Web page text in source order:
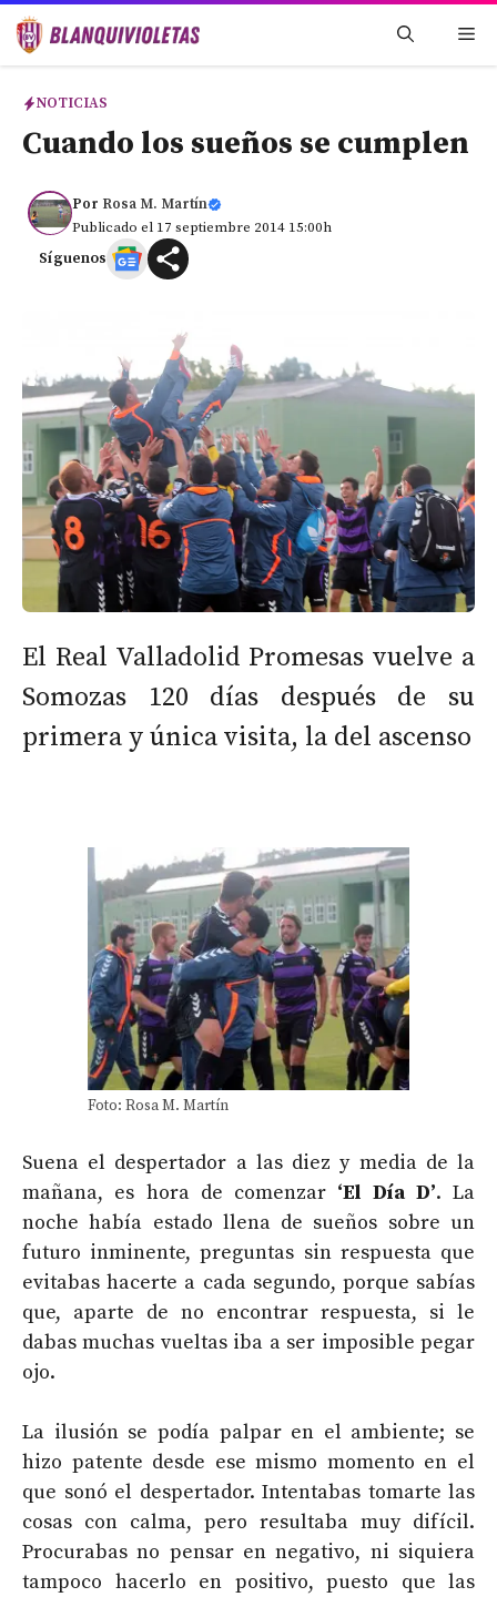
Saltar
NOTICIAS
Cuando los sueños se cumplen
Por Rosa M. Martín
Publicado el 17 septiembre 2014 15:00h
Síguenos
El Real Valladolid Promesas vuelve a
Somozas 120 días después de su
primera y única visita, la del ascenso
Foto: Rosa M. Martín
Suena el despertador a las diez y media de la
mañana, es hora de comenzar ‘El Día D’. La
noche había estado llena de sueños sobre un
futuro inminente, preguntas sin respuesta que
evitabas hacerte a cada segundo, porque sabías
que, aparte de no encontrar respuesta, si le
dabas muchas vueltas iba a ser imposible pegar
ojo.
La ilusión se podía palpar en el ambiente; se
hizo patente desde ese mismo momento en el
que sonó el despertador. Intentabas tomarte las
cosas con calma, pero resultaba muy difícil.
Procurabas no pensar en negativo, ni siquiera
tampoco hacerlo en positivo, puesto que las